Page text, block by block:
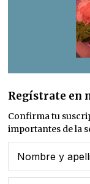
Regístrate en
Confirma tu
importantes de la